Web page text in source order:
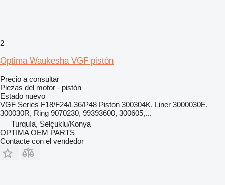
2
Optima Waukesha VGF pistón
Precio a consultar
Piezas del motor - pistón
Estado nuevo
VGF Series F18/F24/L36/P48 Piston 300304K, Liner 3000030E,
300030R, Ring 9070230, 99393600, 300605,...
Turquía, Selçuklu/Konya
OPTIMA OEM PARTS
Contacte con el vendedor